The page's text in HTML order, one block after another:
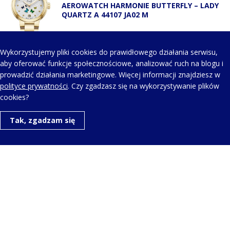
AEROWATCH HARMONIE BUTTERFLY – LADY
QUARTZ A 44107 JA02 M
KONTAKT Z NAMI
Telefon kontaktowy:
+48 123 454 514
Wykorzystujemy pliki cookies do prawidłowego działania serwisu,
aby oferować funkcje społecznościowe, analizować ruch na blogu i
prowadzić działania marketingowe. Więcej informacji znajdziesz w
polityce prywatności. Czy zgadzasz się na wykorzystywanie plików
cookies?
Tak, zgadzam się